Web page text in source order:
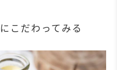
こだわってみる